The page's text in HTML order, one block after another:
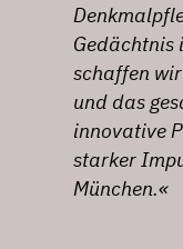
Gedächtnis
schaffen
und das
innovative
starker
München.«